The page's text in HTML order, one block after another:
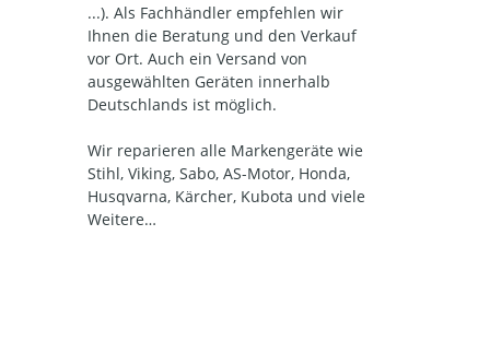
...). Als Fachhändler empfehlen wir
Ihnen die Beratung und den Verkauf
vor Ort. Auch ein Versand von
ausgewählten Geräten innerhalb
Deutschlands ist möglich.
Wir reparieren alle Markengeräte wie
Stihl, Viking, Sabo, AS-Motor, Honda,
Husqvarna, Kärcher, Kubota und viele
Weitere…